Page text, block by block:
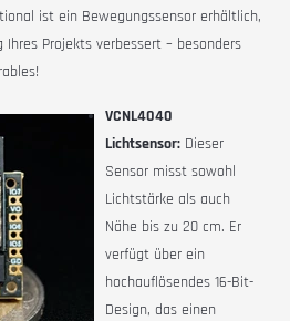
ist ein Bewegungssensor erhältlich,
Projekts verbessert – besonders
VCNL4040
Lichtsensor: Dieser
Sensor misst sowohl
Lichtstärke als auch
Nähe bis zu 20 cm. Er
verfügt über ein
hochauflösendes 16-Bit-
Design, das einen